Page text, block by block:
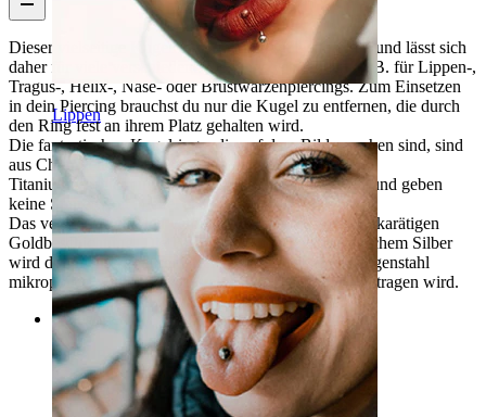
Lippen
Dieser vielseitige Kugelring kommt in vielen Größen und lässt sich
daher für viele verschiedene Piercings verwenden, z. B. für Lippen-,
Tragus-, Helix-, Nase- oder Brustwarzenpiercings. Zum Einsetzen
in dein Piercing brauchst du nur die Kugel zu entfernen, die durch
den Ring fest an ihrem Platz gehalten wird.
Die fantastischen Kugelringe, die auf dem Bild zu sehen sind, sind
aus Chirurgenstahl gefertigt und haben eine dünne
Titaniumbeschichtung. Beide Materialien sind sicher und geben
keine Spuren von Nickel ab.
Das vergoldete Modell verdankt seine Farbe einer 14-karätigen
Goldbeschichtung. Die Farbe des Modells in metallischem Silber
wird durch ein Verfahren erreicht, bei dem der Chirurgenstahl
mikropoliert wird, ohne dass eine Beschichtung aufgetragen wird.
Kategorien
Bauchnabel
Lippen